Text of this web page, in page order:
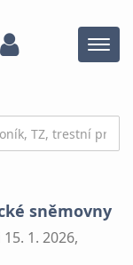
Menu
sněmovny
1. 2026,